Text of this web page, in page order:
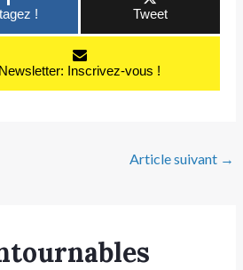
! Tweet
Newsletter: Inscrivez-vous !
Article suivant →